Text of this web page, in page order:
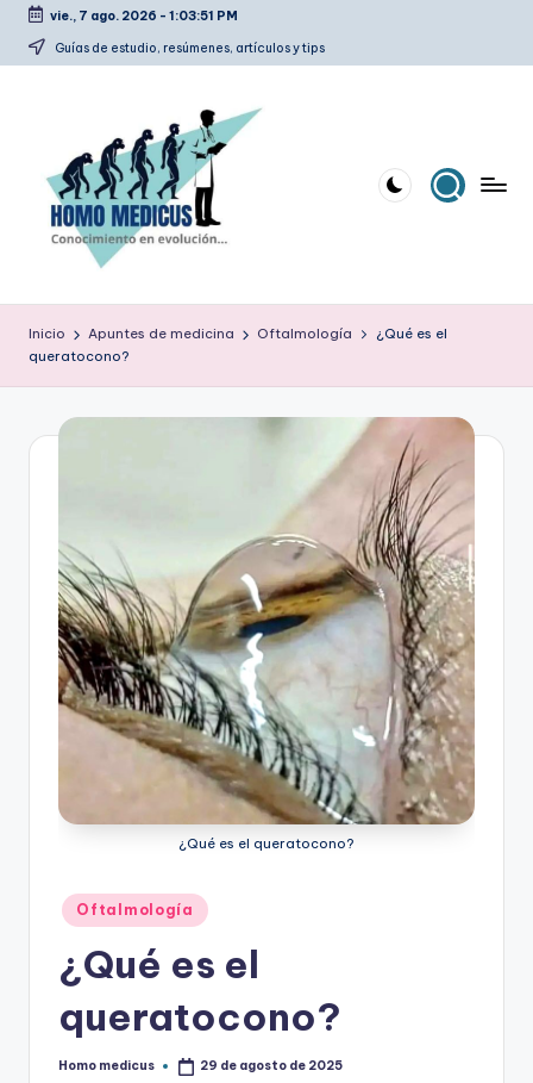
Saltar
vie., 7 ago. 2026 - 1:03:52 PM
Guías de estudio, resúmenes, artículos y tips
o
m
ic
estudio,
Inicio Apuntes de medicina Oftalmología
¿Qué es el
queratocono?
¿Qué es el queratocono?
Publicado
en
Oftalmología
¿Qué es el
queratocono?
Publicado
Homo medicus 29 de agosto de 2025